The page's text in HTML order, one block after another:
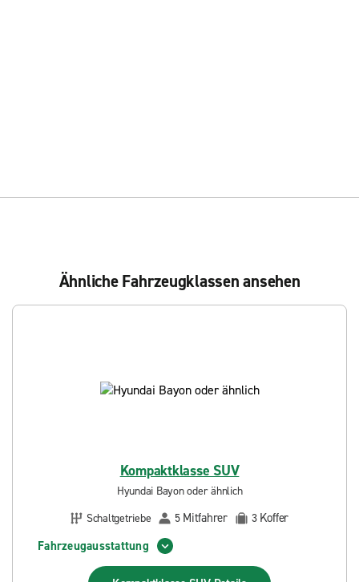
Ähnliche Fahrzeugklassen ansehen
Kompaktklasse SUV
Hyundai Bayon oder ähnlich
Schaltgetriebe
5 Mitfahrer 3 Koffer
Fahrzeugausstattung